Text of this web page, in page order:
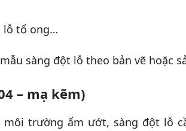
lỗ tổ ong…
sàng đột lỗ theo bản vẽ hoặc
– mạ kẽm)
trường ẩm ướt, sàng đột lỗ